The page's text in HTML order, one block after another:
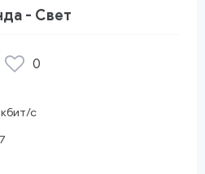
- Свет
0
с